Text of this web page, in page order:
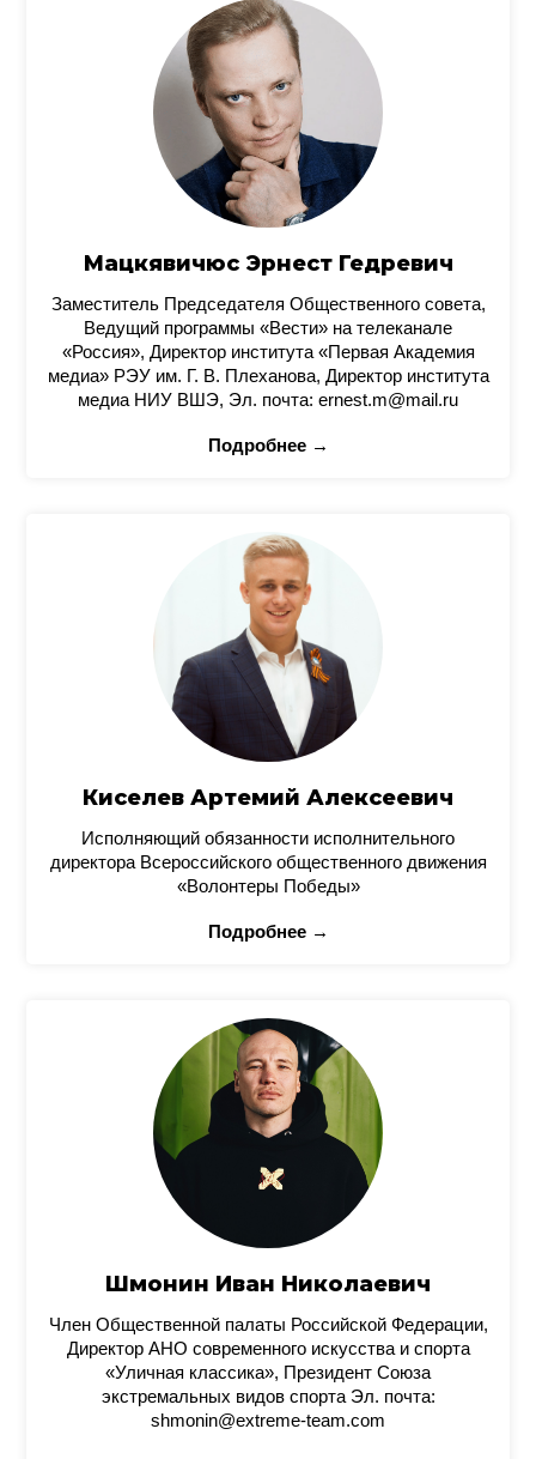
Мацкявичюс Эрнест Гедревич
Заместитель Председателя Общественного совета,
Ведущий программы «Вести» на телеканале
«Россия», Директор института «Первая Академия
медиа» РЭУ им. Г. В. Плеханова, Директор института
медиа НИУ ВШЭ, Эл. почта: ernest.m@mail.ru
Подробнее →
Киселев Артемий Алексеевич
Исполняющий обязанности исполнительного
директора Всероссийского общественного движения
«Волонтеры Победы»
Подробнее →
Шмонин Иван Николаевич
Член Общественной палаты Российской Федерации,
Директор АНО современного искусства и спорта
«Уличная классика», Президент Союза
экстремальных видов спорта Эл. почта:
shmonin@extreme-team.com